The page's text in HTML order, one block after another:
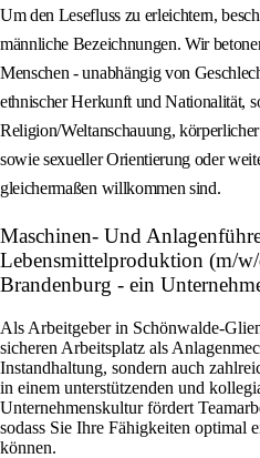
Um den Lesefluss zu erleichtern,
männliche Bezeichnungen. Wir
Menschen - unabhängig von
ethnischer Herkunft und Nationalität,
Religion/Weltanschauung,
sowie sexueller Orientierung oder
gleichermaßen willkommen sind.
Maschinen- Und
Lebensmittelproduktion (m/
Brandenburg - ein
Als Arbeitgeber in Schönwalde-
sicheren Arbeitsplatz als
Instandhaltung, sondern auch
in einem unterstützenden und
Unternehmenskultur fördert
sodass Sie Ihre Fähigkeiten optimal
können.